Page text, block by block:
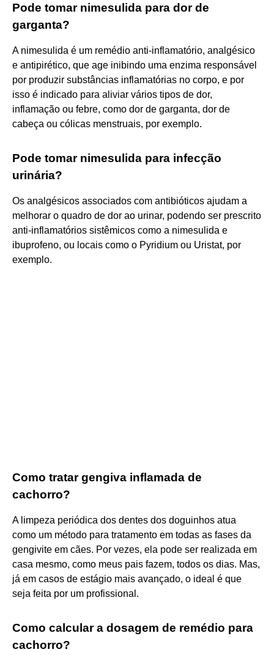
Pode tomar nimesulida para dor de
garganta?
A nimesulida é um remédio anti-inflamatório, analgésico
e antipirético, que age inibindo uma enzima responsável
por produzir substâncias inflamatórias no corpo, e por
isso é indicado para aliviar vários tipos de dor,
inflamação ou febre, como dor de garganta, dor de
cabeça ou cólicas menstruais, por exemplo.
Pode tomar nimesulida para infecção
urinária?
Os analgésicos associados com antibióticos ajudam a
melhorar o quadro de dor ao urinar, podendo ser prescrito
anti-inflamatórios sistêmicos como a nimesulida e
ibuprofeno, ou locais como o Pyridium ou Uristat, por
exemplo.
Como tratar gengiva inflamada de
cachorro?
A limpeza periódica dos dentes dos doguinhos atua
como um método para tratamento em todas as fases da
gengivite em cães. Por vezes, ela pode ser realizada em
casa mesmo, como meus pais fazem, todos os dias. Mas,
já em casos de estágio mais avançado, o ideal é que
seja feita por um profissional.
Como calcular a dosagem de remédio para
cachorro?